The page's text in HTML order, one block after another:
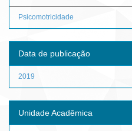
Psicomotricidade
Data de publicação
2019
Unidade Acadêmica